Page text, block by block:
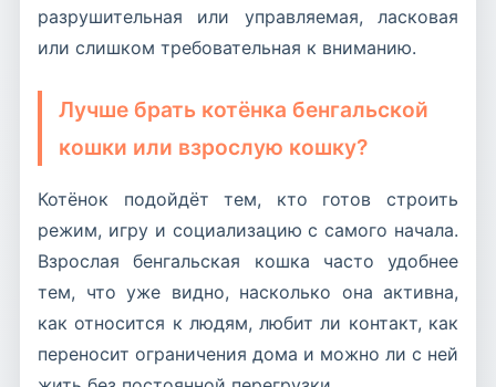
разрушительная или управляемая, ласковая
или слишком требовательная к вниманию.
Лучше брать котёнка бенгальской
кошки или взрослую кошку?
Котёнок подойдёт тем, кто готов строить
режим, игру и социализацию с самого начала.
Взрослая бенгальская кошка часто удобнее
тем, что уже видно, насколько она активна,
как относится к людям, любит ли контакт, как
переносит ограничения дома и можно ли с ней